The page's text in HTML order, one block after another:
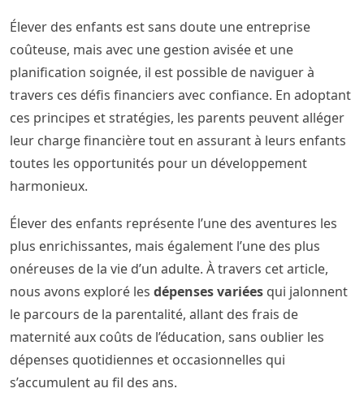
Élever des enfants est sans doute une entreprise
coûteuse, mais avec une gestion avisée et une
planification soignée, il est possible de naviguer à
travers ces défis financiers avec confiance. En adoptant
ces principes et stratégies, les parents peuvent alléger
leur charge financière tout en assurant à leurs enfants
toutes les opportunités pour un développement
harmonieux.
Élever des enfants représente l’une des aventures les
plus enrichissantes, mais également l’une des plus
onéreuses de la vie d’un adulte. À travers cet article,
nous avons exploré les dépenses variées qui jalonnent
le parcours de la parentalité, allant des frais de
maternité aux coûts de l’éducation, sans oublier les
dépenses quotidiennes et occasionnelles qui
s’accumulent au fil des ans.